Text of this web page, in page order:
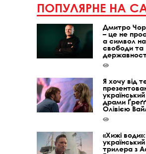
ПОПУЛЯРНЕ НА
Дмитро
– це не
а символ
свободи та
Я хочу від
драми
Олівією
«Хижі
трилера з